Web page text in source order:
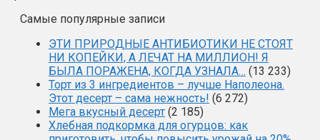
Самые популярные записи
ЭТИ ПРИРОДНЫЕ АНТИБИОТИКИ НЕ СТОЯТ
НИ КОПЕЙКИ, А ЛЕЧАТ НА МИЛЛИОН! Я
БЫЛА ПОРАЖЕНА, КОГДА УЗНАЛА… (13 233)
Торт из 3 ингредиентов – лучше Наполеона.
Этот десерт – сама нежность! (6 272)
Мега вкусный десерт (2 185)
Хлебная подкормка для огурцов: как